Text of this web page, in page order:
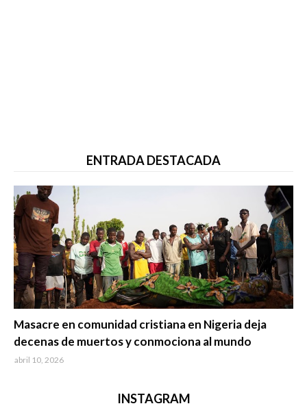
ENTRADA DESTACADA
Masacre en comunidad cristiana en Nigeria deja
decenas de muertos y conmociona al mundo
abril 10, 2026
INSTAGRAM